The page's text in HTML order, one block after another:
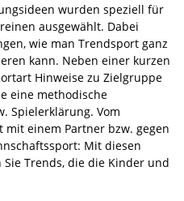
wurden speziell für
ausgewählt. Dabei
wie man Trendsport ganz
kann. Neben einer kurzen
Hinweise zu Zielgruppe
eine methodische
Spielerklärung. Vom
einem Partner bzw. gegen
Mit diesen
Trends, die die Kinder und